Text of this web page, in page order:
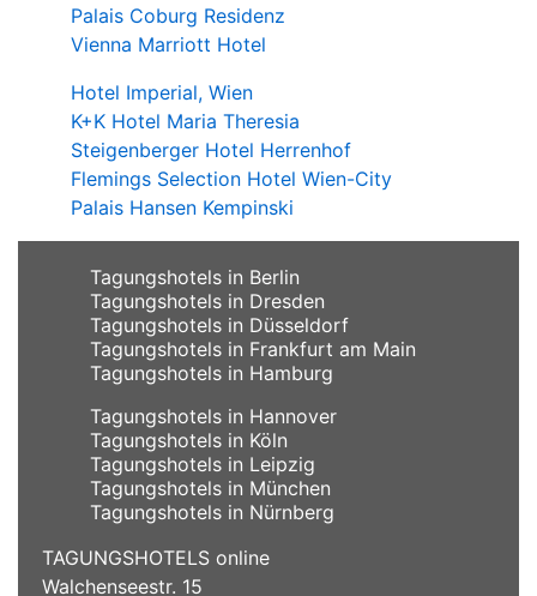
Palais Coburg Residenz
Vienna Marriott Hotel
Hotel Imperial, Wien
K+K Hotel Maria Theresia
Steigenberger Hotel Herrenhof
Flemings Selection Hotel Wien-City
Palais Hansen Kempinski
Tagungshotels in Berlin
Tagungshotels in Dresden
Tagungshotels in Düsseldorf
Tagungshotels in Frankfurt am Main
Tagungshotels in Hamburg
Tagungshotels in Hannover
Tagungshotels in Köln
Tagungshotels in Leipzig
Tagungshotels in München
Tagungshotels in Nürnberg
TAGUNGSHOTELS online
Walchenseestr. 15